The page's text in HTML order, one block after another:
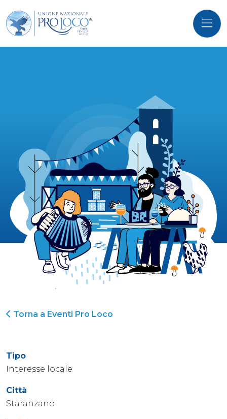
Torna a Eventi Pro Loco
Tipo
Interesse locale
Città
Staranzano